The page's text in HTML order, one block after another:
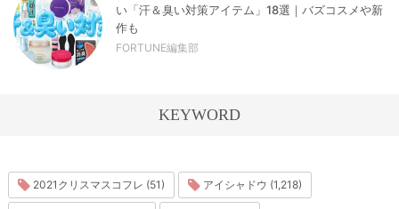
い「汗＆臭い対策アイテム」18選｜バズコスメや新
作も
FORTUNE編集部
KEYWORD
2021クリスマスコフレ (51) アイシャドウ (1,218)